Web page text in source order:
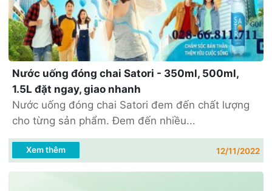
Nước uống đóng chai Satori - 350ml, 500ml,
1.5L đặt ngay, giao nhanh
Nước uống đóng chai Satori đem đến chất lượng
cho từng sản phẩm. Đem đến nhiều...
Xem thêm 12/11/2022